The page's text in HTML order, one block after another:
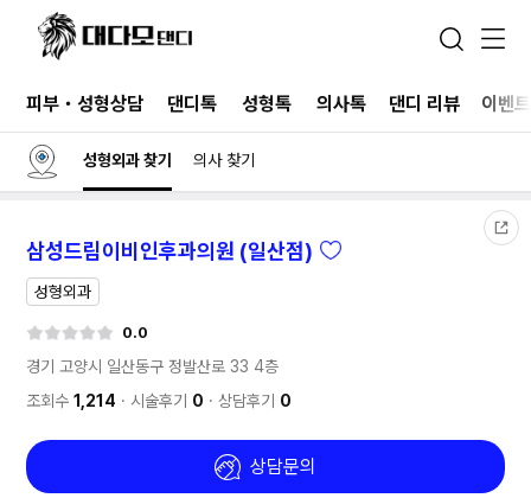
피부・성형상담 댄디톡 성형톡 의사톡 댄디 리뷰 이벤트
성형외과 찾기 의사 찾기
삼성드림이비인후과의원 (일산점)
성형외과
0.0
경기 고양시 일산동구 정발산로 33 4층
조회수1,214 시술후기 0 상담후기 0
상담문의